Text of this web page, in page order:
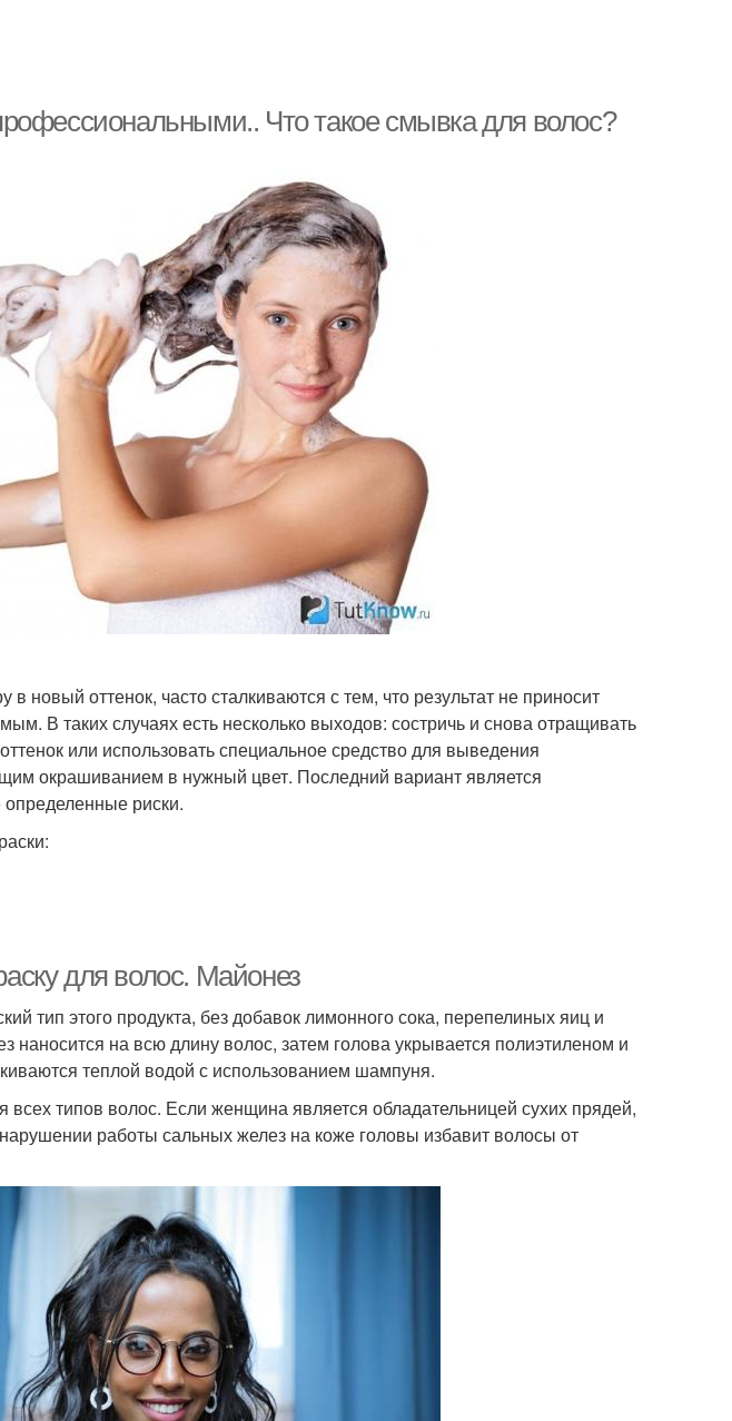
Что такое смывка для волос?
новый оттенок, часто сталкиваются с тем, что результат не приносит
В таких случаях есть несколько выходов: состричь и снова отращивать
или использовать специальное средство для выведения
окрашиванием в нужный цвет. Последний вариант является
риски.
для волос. Майонез
тип этого продукта, без добавок лимонного сока, перепелиных яиц и
наносится на всю длину волос, затем голова укрывается полиэтиленом и
теплой водой с использованием шампуня.
типов волос. Если женщина является обладательницей сухих прядей,
работы сальных желез на коже головы избавит волосы от